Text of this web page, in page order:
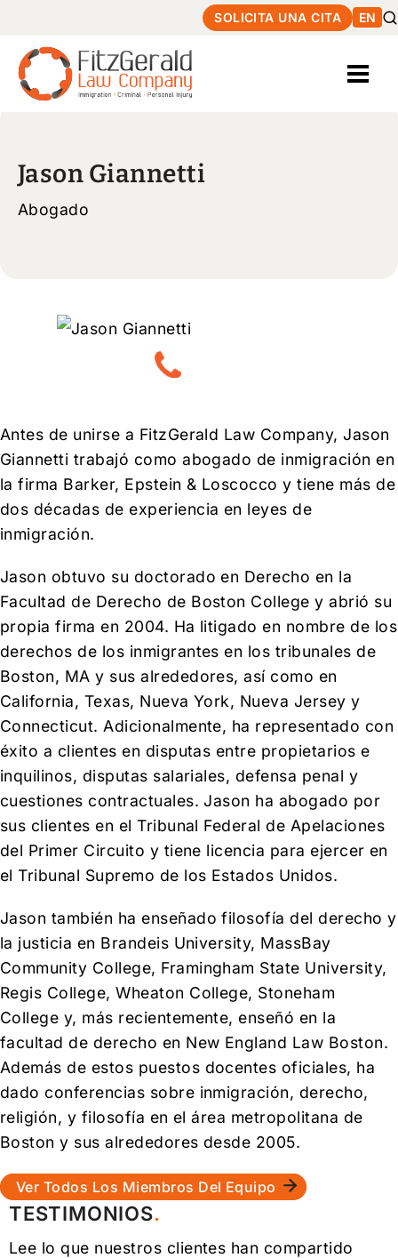
SOLICITA UNA CITA EN
Jason Giannetti
Abogado
Antes de unirse a FitzGerald Law Company, Jason
Giannetti trabajó como abogado de inmigración en
la firma Barker, Epstein & Loscocco y tiene más de
dos décadas de experiencia en leyes de
inmigración.
Jason obtuvo su doctorado en Derecho en la
Facultad de Derecho de Boston College y abrió su
propia firma en 2004. Ha litigado en nombre de los
derechos de los inmigrantes en los tribunales de
Boston, MA y sus alrededores, así como en
California, Texas, Nueva York, Nueva Jersey y
Connecticut. Adicionalmente, ha representado con
éxito a clientes en disputas entre propietarios e
inquilinos, disputas salariales, defensa penal y
cuestiones contractuales. Jason ha abogado por
sus clientes en el Tribunal Federal de Apelaciones
del Primer Circuito y tiene licencia para ejercer en
el Tribunal Supremo de los Estados Unidos.
Jason también ha enseñado filosofía del derecho y
la justicia en Brandeis University, MassBay
Community College, Framingham State University,
Regis College, Wheaton College, Stoneham
College y, más recientemente, enseñó en la
facultad de derecho en New England Law Boston.
Además de estos puestos docentes oficiales, ha
dado conferencias sobre inmigración, derecho,
religión, y filosofía en el área metropolitana de
Boston y sus alrededores desde 2005.
Ver Todos Los Miembros Del Equipo
TESTIMONIOS
Lee lo que nuestros clientes han compartido